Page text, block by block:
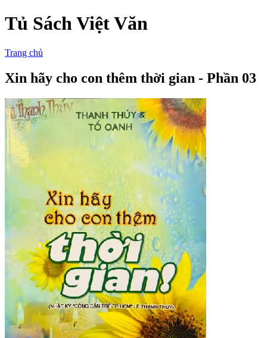
Tủ Sách Việt Văn
Trang chủ
Xin hãy cho con thêm thời gian - Phần 03